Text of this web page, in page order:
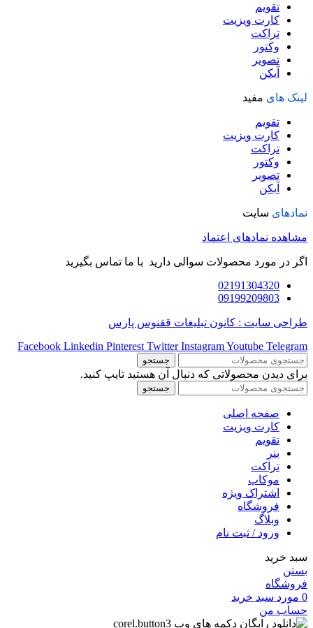
تقویم
کارت ویزیت
تراکت
وکتور
تصویر
آیکن
لینک های مفید
تقویم
کارت ویزیت
تراکت
وکتور
تصویر
آیکن
نمادهای سایت
مشاهده نمادهای اعتماد
اگر در مورد محصولات سوالی دارید با ما تماس بگیرید
02191304320
09199209803
طراحی سایت : کانون تبلیغات ققنوس پارس
Facebook Linkedin Pinterest Twitter InstagramYoutube Telegram
جستجو
برای دیدن محصولاتی که دنبال آن هستید تایپ کنید.
جستجو
صفحه اصلی
کارت ویزیت
تقویم
بنر
تراکت
موکاپ
اشتراک ویژه
فروشگاه
وبلاگ
ورود / ثبت نام
سبد خرید
بستن
فروشگاه
0 مورد سبد خرید
حساب من